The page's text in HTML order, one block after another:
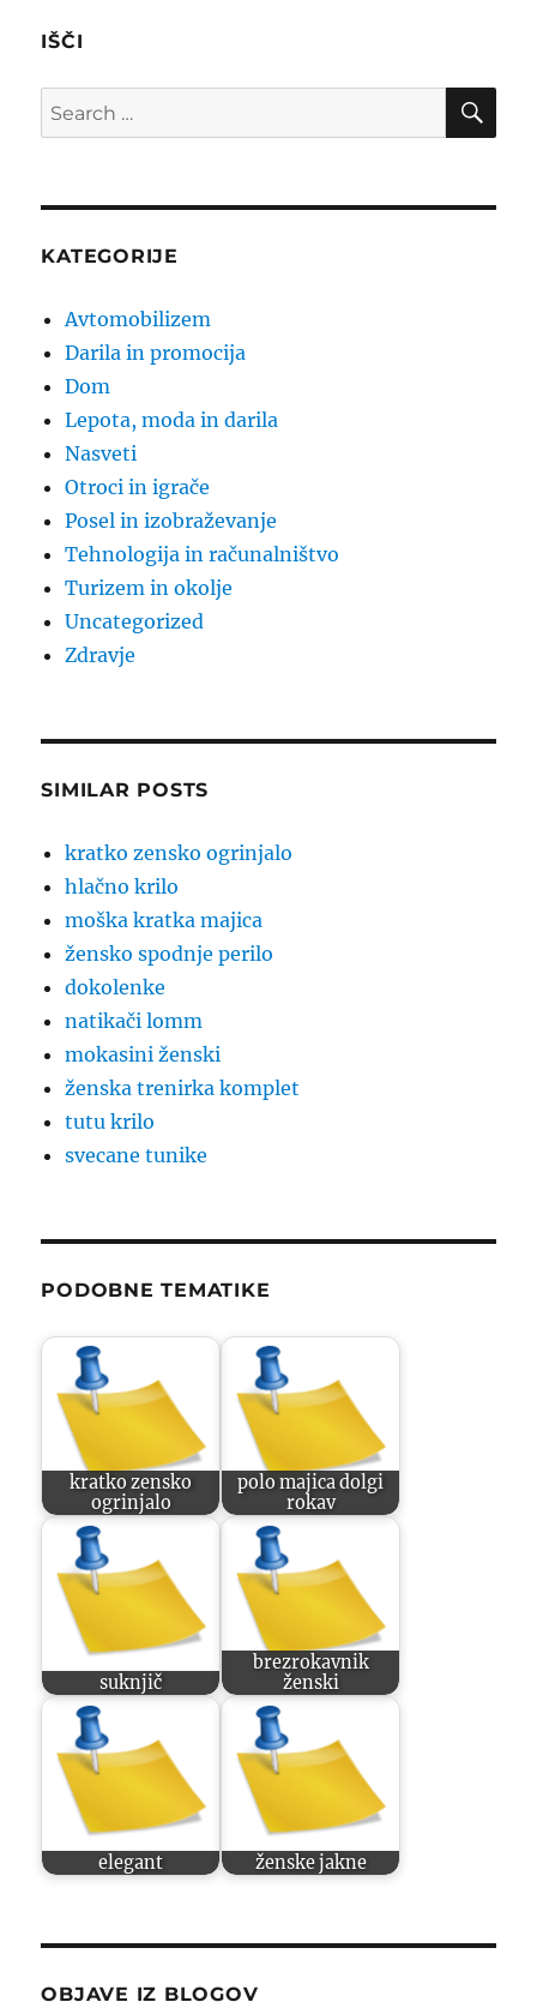
IŠČI
Search
for:
KATEGORIJE
Avtomobilizem
Darila in promocija
Dom
Lepota, moda in darila
Nasveti
Otroci in igrače
Posel in izobraževanje
Tehnologija in računalništvo
Turizem in okolje
Uncategorized
Zdravje
SIMILAR POSTS
kratko zensko ogrinjalo
hlačno krilo
moška kratka majica
žensko spodnje perilo
dokolenke
natikači lomm
mokasini ženski
ženska trenirka komplet
tutu krilo
svecane tunike
PODOBNE TEMATIKE
kratko zensko
ogrinjalo
polo majica dolgi
rokav
suknjič
brezrokavnik
ženski
elegant ženske jakne
OBJAVE IZ BLOGOV